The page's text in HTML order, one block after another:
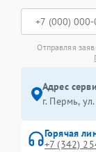
Отправляя
Адрес
г. Пермь,
Горячая
+7 (342)